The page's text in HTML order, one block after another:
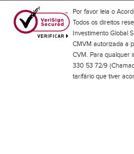
Por favor leia o
Todos os direitos
Investimento Global
CMVM autorizada a
CVM. Para qualquer
330 53 72/9
tarifário que tiver